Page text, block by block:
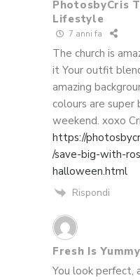
PhotosbyCris
Lifestyle
7 anni fa
The church is
it Your outfit
amazing
colours are
weekend. xoxo
https://
/save-big-with-
halloween.html
Rispondi
Fresh Is Yummy
You look perfect,